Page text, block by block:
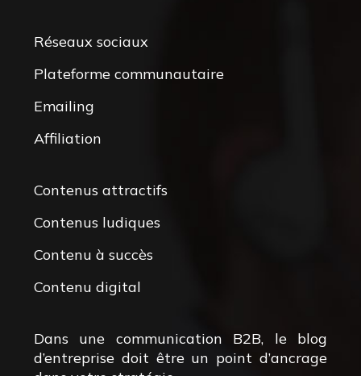
Réseaux sociaux
Plateforme communautaire
Emailing
Affiliation
Contenus attractifs
Contenus ludiques
Contenu à succès
Contenu digital
Dans une communication B2B, le blog
d’entreprise doit être un point d’ancrage